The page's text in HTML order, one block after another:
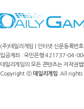
(주)데일리게임 | 인터넷 신문등록
입금계좌 : 국민은행 421737-04-
데일리게임의 모든 콘텐츠는 저작권
Copyright ⓒ데일리게임 . All rights